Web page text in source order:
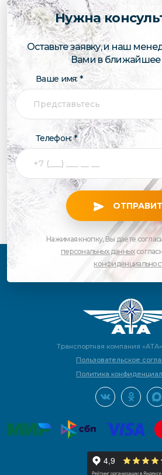
Нужна
Оставьте заявку, и наш
Вами в ближайшее
Ваше имя: *
Телефон: *
Нажимая кнопку, Вы даете
персональных данных
Транспортная компания
Пользовательское
Политика